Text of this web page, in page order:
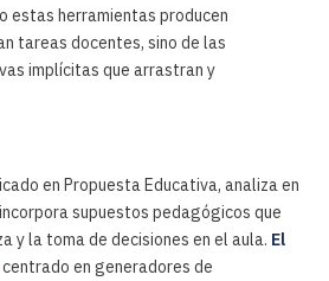
estas herramientas producen
tareas docentes, sino de las
implícitas que arrastran y
en Propuesta Educativa, analiza en
supuestos pedagógicos que
y la toma de decisiones en el aula. El
centrado en generadores de